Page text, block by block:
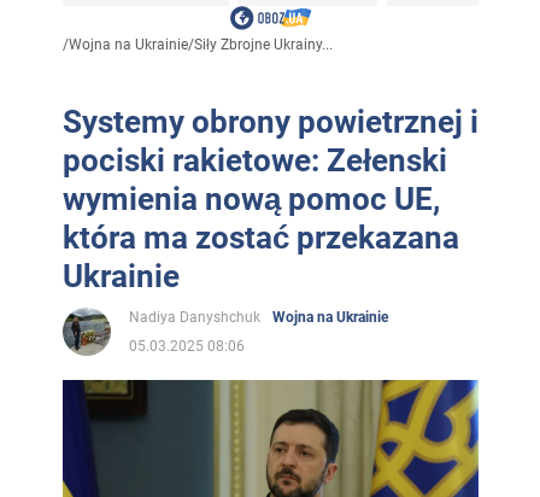
/Wojna na Ukrainie/Siły Zbrojne Ukrainy...
Systemy obrony powietrznej i
pociski rakietowe: Zełenski
wymienia nową pomoc UE,
która ma zostać przekazana
Ukrainie
Nadiya Danyshchuk
Wojna na Ukrainie
05.03.2025 08:06